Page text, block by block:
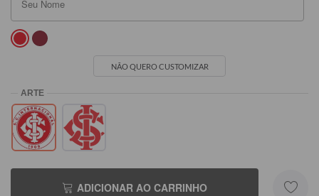
NÃO QUERO CUSTOMIZAR
ADICIONAR AO CARRINHO